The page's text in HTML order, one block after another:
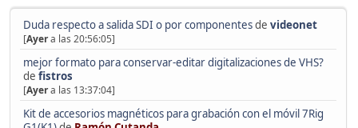
Duda respecto a salida SDI o por componentesde videonet
[Ayera las 20:56:05]
mejor formato para conservar-editar digitalizaciones de VHS?
de fistros
[Ayera las 13:37:04]
Kit de accesorios magnéticos para grabación con el móvil 7Rig